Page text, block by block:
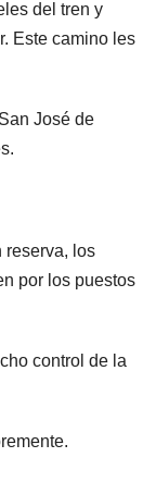
del tren y
Este camino les
José de
reserva, los
por los puestos
control de la